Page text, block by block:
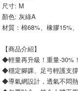
尺寸: M
顏色: 灰綠A
材質：棉68%、橡膠15%
【商品介紹】
◆輕量再升級！重量-30%！
◆穩定腳踝、足弓輕護支撐
◆導氣網設計，透氣不悶熱